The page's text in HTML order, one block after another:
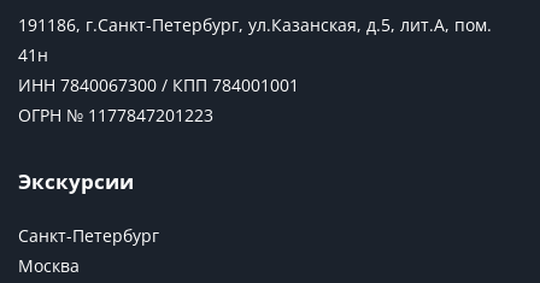
191186, г.Санкт-Петербург, ул.Казанская, д.5, лит.А, пом.
41н
ИНН 7840067300 / КПП 784001001
ОГРН № 1177847201223
Экскурсии
Санкт-Петербург
Москва